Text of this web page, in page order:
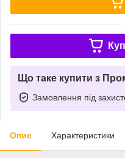
Що таке купити з
Замовлення під
Опис Характеристики